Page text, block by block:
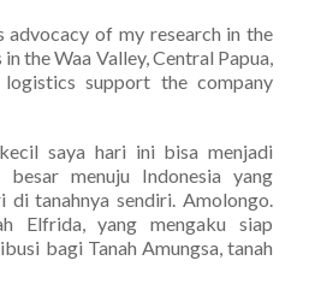
of my research in the
the Waa Valley, Central Papua,
support the company
saya hari ini bisa menjadi
menuju Indonesia yang
di tanahnya sendiri. Amolongo.
Elfrida, yang mengaku siap
bagi Tanah Amungsa, tanah